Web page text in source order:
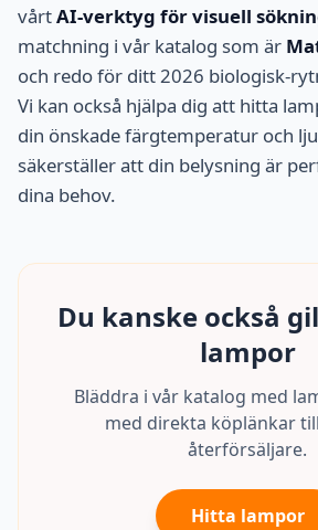
vårtAI-verktyg för visuell
matchning i vår katalog som är
och redo för ditt 2026 biologisk-
Vi kan också hjälpa dig att hitta
din önskade färgtemperatur och
säkerställer att din belysning är
dina behov.
Du kanske också
lampor
Bläddra i vår katalog med
med direkta köplänkar
återförsäljare.
Hitta lampor